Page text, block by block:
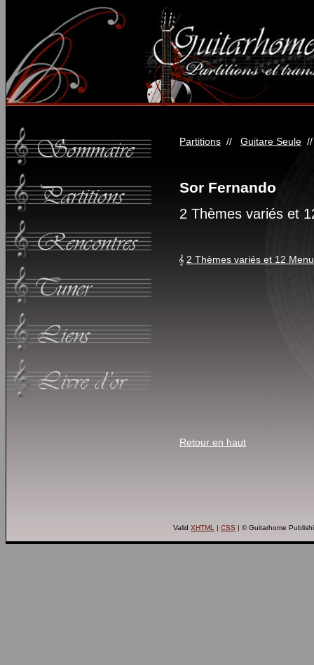
Partitions // Guitare Seule
Sor Fernando
2 Thèmes variés et
2 Thèmes variés et 12
Retour en haut
Valid XHTML | CSS | © Guitarhome